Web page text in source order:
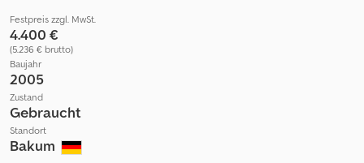
Festpreis zzgl. MwSt.
4.400 €
(5.236 € brutto)
Baujahr
2005
Zustand
Gebraucht
Standort
Bakum